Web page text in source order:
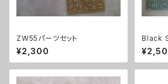
ZW55パーツセット
¥2,300
Black